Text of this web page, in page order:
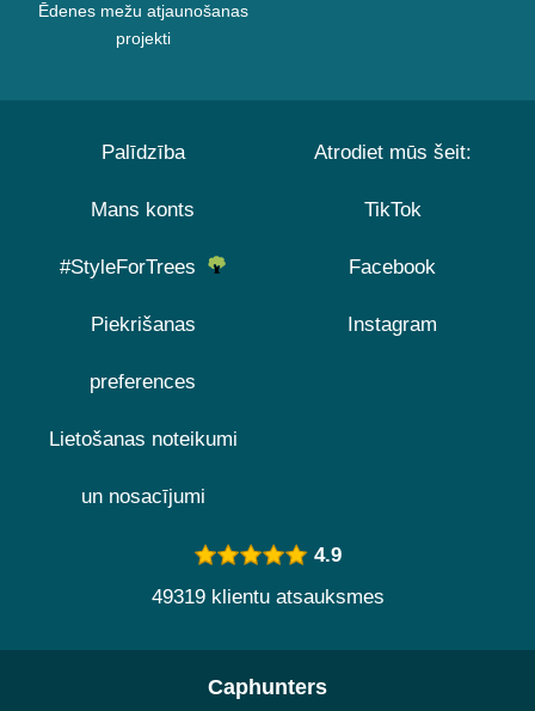
Ēdenes mežu atjaunošanas
projekti
Palīdzība
Mans konts
#StyleForTrees
Piekrišanas
preferences
Lietošanas noteikumi
un nosacījumi
Atrodiet mūs šeit:
TikTok
Facebook
Instagram
4.9
49319 klientu atsauksmes
Caphunters